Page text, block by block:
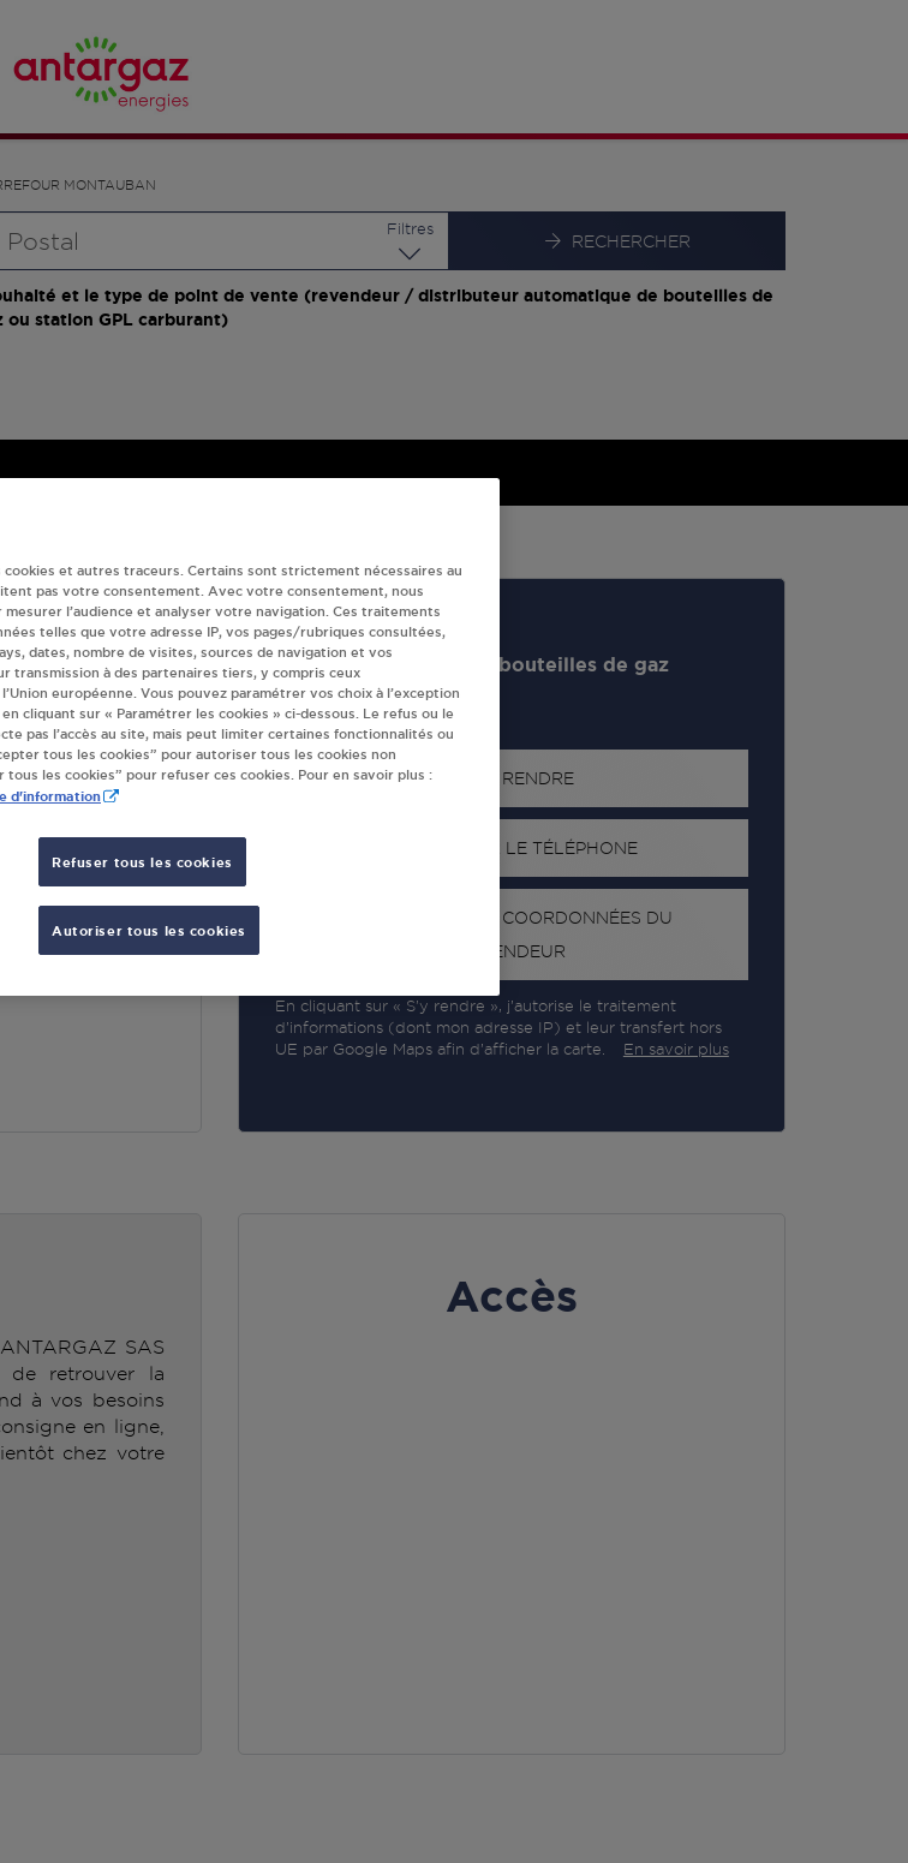
MONTAUBAN
Filtres
RECHERCHER
et le type de point de vente (revendeur / distributeur automatique de bouteilles de
ou station GPL carburant)
Revendeur de bouteilles de gaz
S'Y RENDRE
AFFICHER LE TÉLÉPHONE
RECEVOIR LES COORDONNÉES DU
REVENDEUR
En cliquant sur « S’y rendre », j’autorise le traitement
d’informations (dont mon adresse IP) et leur transfert hors
UE par Google Maps afin d’afficher la carte.
En savoir plus
Accès
SAS
de retrouver la
à vos besoins
en ligne,
chez votre
cookies et autres traceurs. Certains sont strictement nécessaires au
pas votre consentement. Avec votre consentement, nous
l’audience et analyser votre navigation. Ces traitements
telles que votre adresse IP, vos pages/rubriques consultées,
dates, nombre de visites, sources de navigation et vos
transmission à des partenaires tiers, y compris ceux
européenne. Vous pouvez paramétrer vos choix à l’exception
cliquant sur « Paramétrer les cookies » ci-dessous. Le refus ou le
pas l’accès au site, mais peut limiter certaines fonctionnalités ou
tous les cookies” pour autoriser tous les cookies non
les cookies” pour refuser ces cookies. Pour en savoir plus :
d'information
Refuser tous les cookies
Autoriser tous les cookies